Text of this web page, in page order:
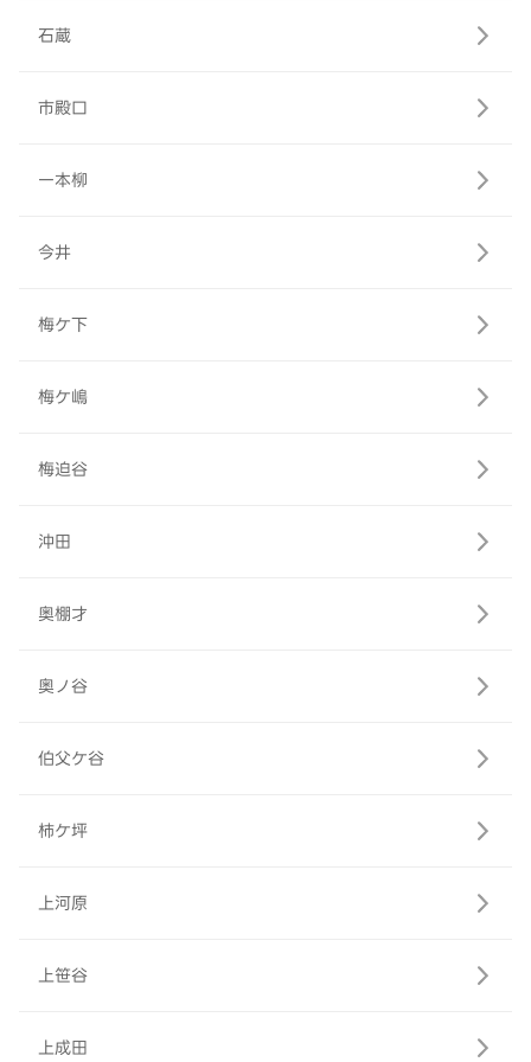
石蔵
市殿口
一本柳
今井
梅ケ下
梅ケ嶋
梅迫谷
沖田
奥棚才
奥ノ谷
伯父ケ谷
柿ケ坪
上河原
上笹谷
上成田